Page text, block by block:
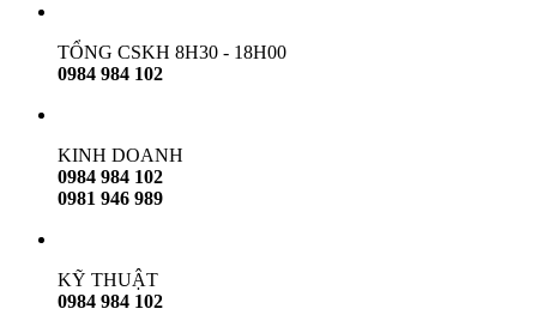
TỔNG CSKH 8H30 - 18H00
0984 984 102
KINH DOANH
0984 984 102
0981 946 989
KỸ THUẬT
0984 984 102